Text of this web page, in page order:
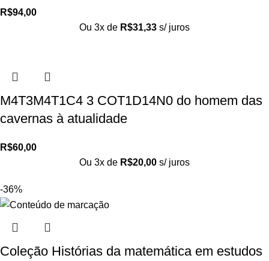
R$94,00
Ou 3x de R$31,33 s/ juros
M4T3M4T1C4 3 COT1D14N0 do homem das
cavernas à atualidade
R$60,00
Ou 3x de R$20,00 s/ juros
-36%
Coleção Histórias da matemática em estudos